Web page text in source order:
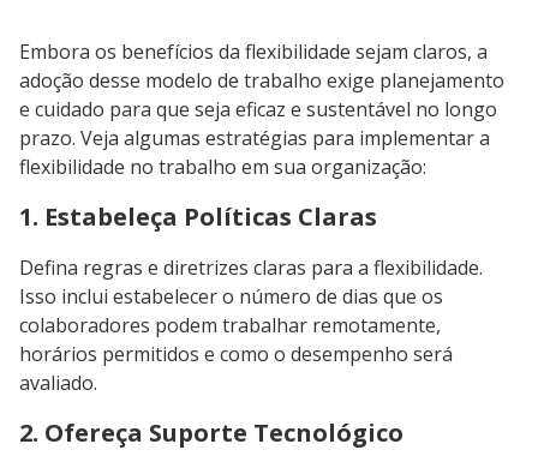
Embora os benefícios da flexibilidade sejam claros, a
adoção desse modelo de trabalho exige planejamento
e cuidado para que seja eficaz e sustentável no longo
prazo. Veja algumas estratégias para implementar a
flexibilidade no trabalho em sua organização:
1. Estabeleça Políticas Claras
Defina regras e diretrizes claras para a flexibilidade.
Isso inclui estabelecer o número de dias que os
colaboradores podem trabalhar remotamente,
horários permitidos e como o desempenho será
avaliado.
2. Ofereça Suporte Tecnológico